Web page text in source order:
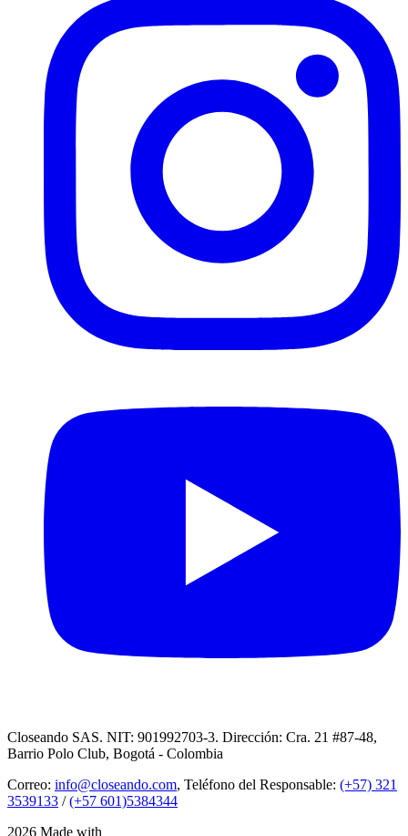
Closeando SAS. NIT: 901992703-3. Dirección: Cra. 21 #87-48,
Barrio Polo Club, Bogotá - Colombia
Correo: info@closeando.com, Teléfono del Responsable: (+57) 321
3539133 /(+57 601)5384344
2026 Made with